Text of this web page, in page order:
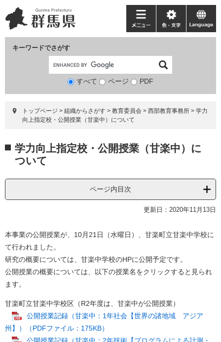
ー
ジ
ニ
ュ
て
キーワードでさがす
検
象
すべて ページ PDF
メ
ニ
ー
色・
文
language
トップページ > 組織からさがす > 教育委員会 > 西部教育事務所 > 学力
向上指定校・公開授業（甘楽中）について
文 学力向上指定校・公開授業（甘楽中）に
ついて
ページ内目次
更新日：2020年11月13日
本事業の公開授業が、10月21日（水曜日）、甘楽町立甘楽中学校に
て行われました。
研究の概要については、甘楽中学校のHPに公開予定です。
公開授業の概要については、以下の授業名をクリックすると見られ
ます。
甘楽町立甘楽中学校区（R2年度は、甘楽中が公開授業）
公開授業記録（甘楽中：1年社会【世界の諸地域 アジア
州】）（PDFファイル：175KB）